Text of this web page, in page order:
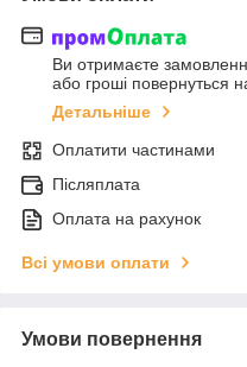
Ви отримаєте
або гроші повернуться
Детальніше
Оплатити частинами
Післяплата
Оплата на рахунок
Всі умови оплати
Умови повернення